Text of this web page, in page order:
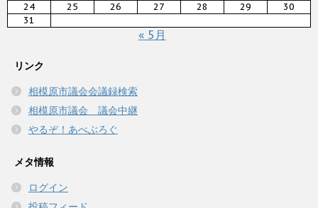
24
25 26 27 28 29
30
31
« 5月
リンク
相模原市議会会議録検索
相模原市議会 議会中継
やるぞ！あべぶろぐ
メタ情報
ログイン